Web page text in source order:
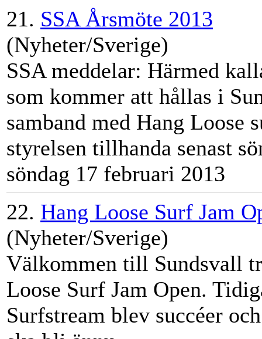
21. SSA Årsmöte 2013
(Nyheter/Sverige)
SSA meddelar: Härmed
som kommer att hållas i
samband med Hang Loose
styrelsen tillhanda senast
söndag 17 februari 2013
22. Hang Loose Surf Jam
(Nyheter/Sverige)
Välkommen till Sundsvall
Loose Surf Jam Open.
Surfstream blev succéer